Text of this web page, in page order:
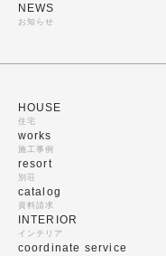
NEWS
お知らせ
HOUSE
住宅
works
施工事例
resort
別荘
catalog
資料請求
INTERIOR
インテリア
coordinate service